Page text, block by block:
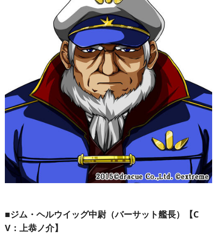
■ジム・ヘルウイッグ中尉（バーサット艦長）【C
V：上恭ノ介】